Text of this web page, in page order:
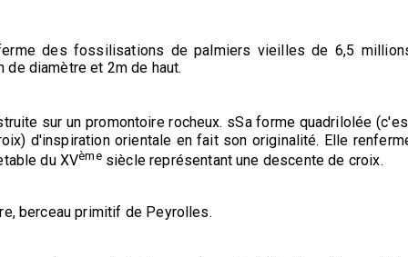
des fossilisations de palmiers vieilles de 6,5
diamètre et 2m de haut.
sur un promontoire rocheux. sSa forme quadrilolée
d'inspiration orientale en fait son originalité. Elle
du XVèmesiècle représentant une descente de croix.
berceau primitif de Peyrolles.